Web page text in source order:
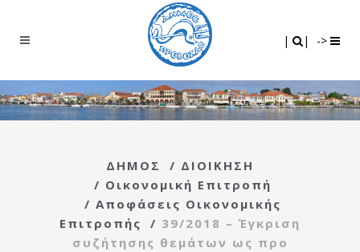
| | ->
ΔΗΜΟΣ / ΔΙΟΙΚΗΣΗ
/ Οικονομική Επιτροπή
/ Αποφάσεις Οικονομικής
Επιτροπής
/ 39/2018 – Έγκριση
συζήτησης θεμάτων ως προ